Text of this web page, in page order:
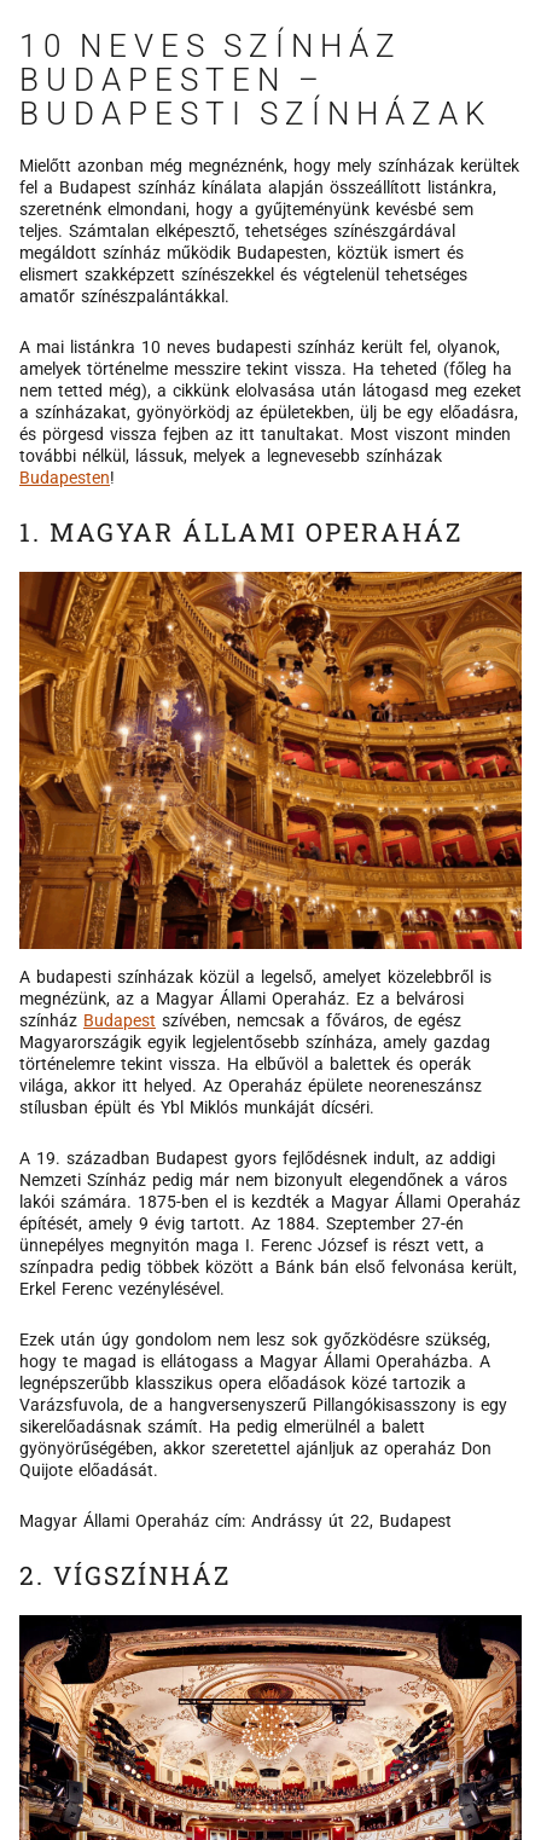
10 NEVES SZÍNHÁZ
BUDAPESTEN –
BUDAPESTI SZÍNHÁZAK
Mielőtt azonban még megnéznénk, hogy mely színházak kerültek
fel a Budapest színház kínálata alapján összeállított listánkra,
szeretnénk elmondani, hogy a gyűjteményünk kevésbé sem
teljes. Számtalan elképesztő, tehetséges színészgárdával
megáldott színház működik Budapesten, köztük ismert és
elismert szakképzett színészekkel és végtelenül tehetséges
amatőr színészpalántákkal.
A mai listánkra 10 neves budapesti színház került fel, olyanok,
amelyek történelme messzire tekint vissza. Ha teheted (főleg ha
nem tetted még), a cikkünk elolvasása után látogasd meg ezeket
a színházakat, gyönyörködj az épületekben, ülj be egy előadásra,
és pörgesd vissza fejben az itt tanultakat. Most viszont minden
további nélkül, lássuk, melyek a legnevesebb színházak
Budapesten!
1. MAGYAR ÁLLAMI OPERAHÁZ
A budapesti színházak közül a legelső, amelyet közelebbről is
megnézünk, az a Magyar Állami Operaház. Ez a belvárosi
színház Budapest szívében, nemcsak a főváros, de egész
Magyarországik egyik legjelentősebb színháza, amely gazdag
történelemre tekint vissza. Ha elbűvöl a balettek és operák
világa, akkor itt helyed. Az Operaház épülete neoreneszánsz
stílusban épült és Ybl Miklós munkáját dícséri.
A 19. században Budapest gyors fejlődésnek indult, az addigi
Nemzeti Színház pedig már nem bizonyult elegendőnek a város
lakói számára. 1875-ben el is kezdték a Magyar Állami Operaház
építését, amely 9 évig tartott. Az 1884. Szeptember 27-én
ünnepélyes megnyitón maga I. Ferenc József is részt vett, a
színpadra pedig többek között a Bánk bán első felvonása került,
Erkel Ferenc vezénylésével.
Ezek után úgy gondolom nem lesz sok győzködésre szükség,
hogy te magad is ellátogass a Magyar Állami Operaházba. A
legnépszerűbb klasszikus opera előadások közé tartozik a
Varázsfuvola, de a hangversenyszerű Pillangókisasszony is egy
sikerelőadásnak számít. Ha pedig elmerülnél a balett
gyönyörűségében, akkor szeretettel ajánljuk az operaház Don
Quijote előadását.
Magyar Állami Operaház cím: Andrássy út 22, Budapest
2. VÍGSZÍNHÁZ